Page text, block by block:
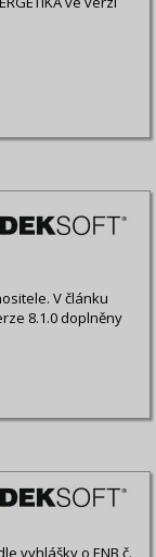
V článku
8.1.0 doplněny
vyhlášky o ENB č.